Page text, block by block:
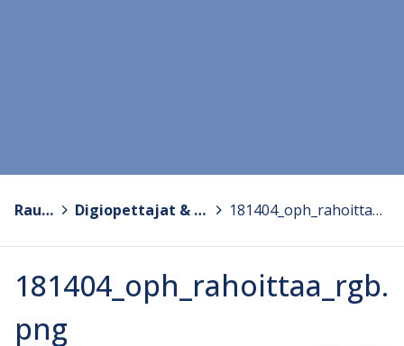
Rauma Digiopettajat & tutortoiminta 181404_oph_rahoittaa_rgb.png
181404_oph_rahoittaa_rgb.
png